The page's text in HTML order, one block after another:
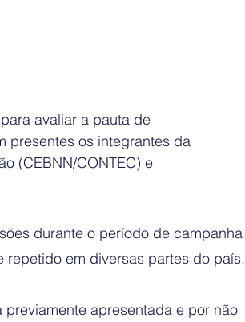
avaliar a pauta de
presentes os integrantes da
(CEBNN/CONTEC) e
durante o período de campanha
repetido em diversas partes do país.
apresentada e por não